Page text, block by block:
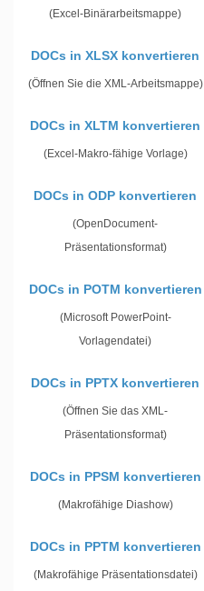
(Excel-Binärarbeitsmappe)
DOCs in XLSX konvertieren
(Öffnen Sie die XML-Arbeitsmappe)
DOCs in XLTM konvertieren
(Excel-Makro-fähige Vorlage)
DOCs in ODP konvertieren
(OpenDocument-
Präsentationsformat)
DOCs in POTM konvertieren
(Microsoft PowerPoint-
Vorlagendatei)
DOCs in PPTX konvertieren
(Öffnen Sie das XML-
Präsentationsformat)
DOCs in PPSM konvertieren
(Makrofähige Diashow)
DOCs in PPTM konvertieren
(Makrofähige Präsentationsdatei)